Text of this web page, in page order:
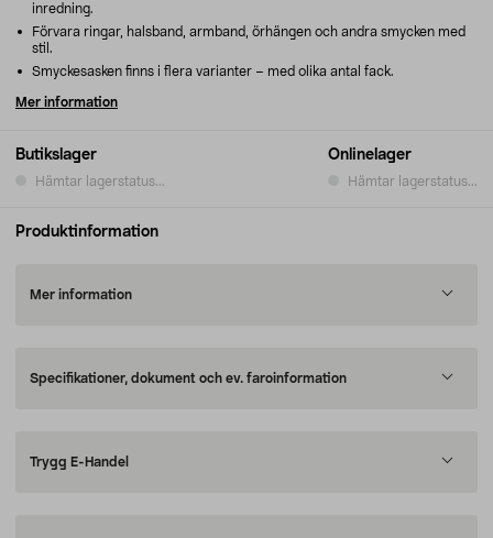
Butikslager
Hämtar lagerstatus...
Onlinelager
Hämtar lagerstatus...
inredning.
Förvara ringar, halsband, armband, örhängen och andra smycken med
stil.
Smyckesasken finns i flera varianter – med olika antal fack.
Mer information
Produktinformation
Mer information
Specifikationer, dokument och ev. faroinformation
Trygg E-Handel